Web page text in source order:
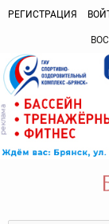
РЕГИСТРАЦИЯ